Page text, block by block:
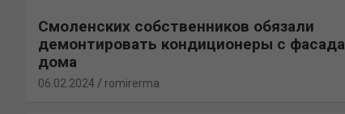
Смоленских собственников обязали
демонтировать кондиционеры с фасада
дома
06.02.2024 romirerma